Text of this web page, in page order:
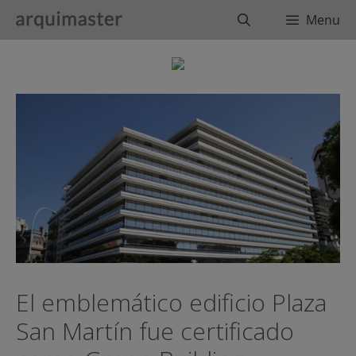
BuscarMenu
El emblemático edificio Plaza
San Martín fue certificado